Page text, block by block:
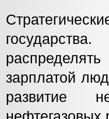
зарплатой
развитие